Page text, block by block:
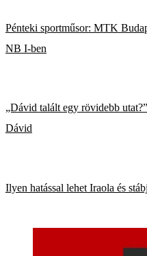
Pénteki sportműsor: MTK
NB I-ben
„Dávid talált egy rövidebb
Dávid
Ilyen hatással lehet Iraola és